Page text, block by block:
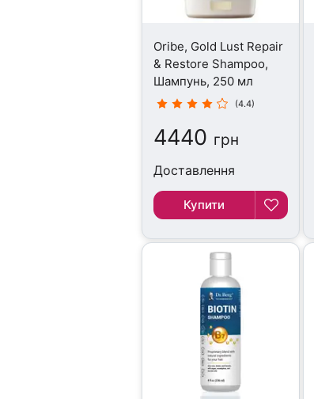
Oribe, Gold Lust Repair
& Restore Shampoo,
Шампунь, 250 мл
(4.4)
4440 грн
Доставлення
Купити